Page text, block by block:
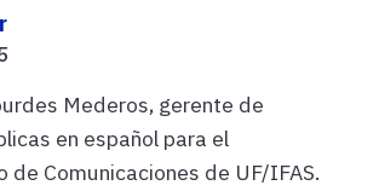
Mederos, gerente de
en español para el
de Comunicaciones de UF/IFAS.